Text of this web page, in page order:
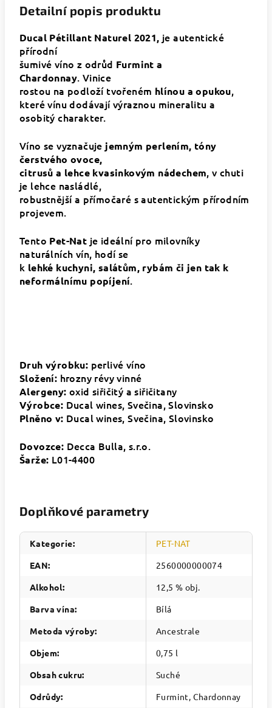
Detailní popis produktu
Ducal Pétillant Naturel 2021, je autentické
přírodní
šumivé víno z odrůd Furmint a
Chardonnay. Vinice
rostou na podloží tvořeném hlínou a opukou,
které vínu dodávají výraznou mineralitu a
osobitý charakter.
Víno se vyznačuje jemným perlením, tóny
čerstvého ovoce,
citrusů a lehce kvasinkovým nádechem, v chuti
je lehce nasládlé,
robustnější a přímočaré s autentickým přírodním
projevem.
Tento Pet-Nat je ideální pro milovníky
naturálních vín, hodí se
k lehké kuchyni, salátům, rybám či jen tak k
neformálnímu popíjení.
Druh výrobku: perlivé víno
Složení: hrozny révy vinné
Alergeny: oxid siřičitý a siřičitany
Výrobce: Ducal wines, Svečina, Slovinsko
Plněno v: Ducal wines, Svečina, Slovinsko
Dovozce: Decca Bulla, s.r.o.
Šarže: L01-4400
Doplňkové parametry
Kategorie:
PET-NAT
EAN:
2560000000074
Alkohol:
12,5 % obj.
Barva vína:
Bílá
Metoda výroby:
Ancestrale
Objem:
0,75 l
Obsah cukru:
Suché
Odrůdy:
Furmint, Chardonnay